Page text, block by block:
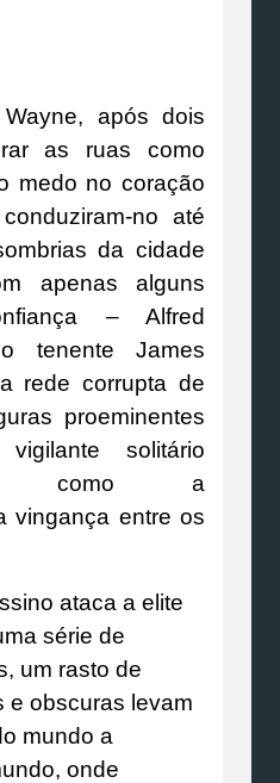
após dois
as ruas como
medo no coração
no até
da cidade
apenas alguns
– Alfred
tenente James
rede corrupta de
proeminentes
solitário
se como a
vingança entre os
ataca a elite
série de
um rasto de
e obscuras levam
mundo a
onde